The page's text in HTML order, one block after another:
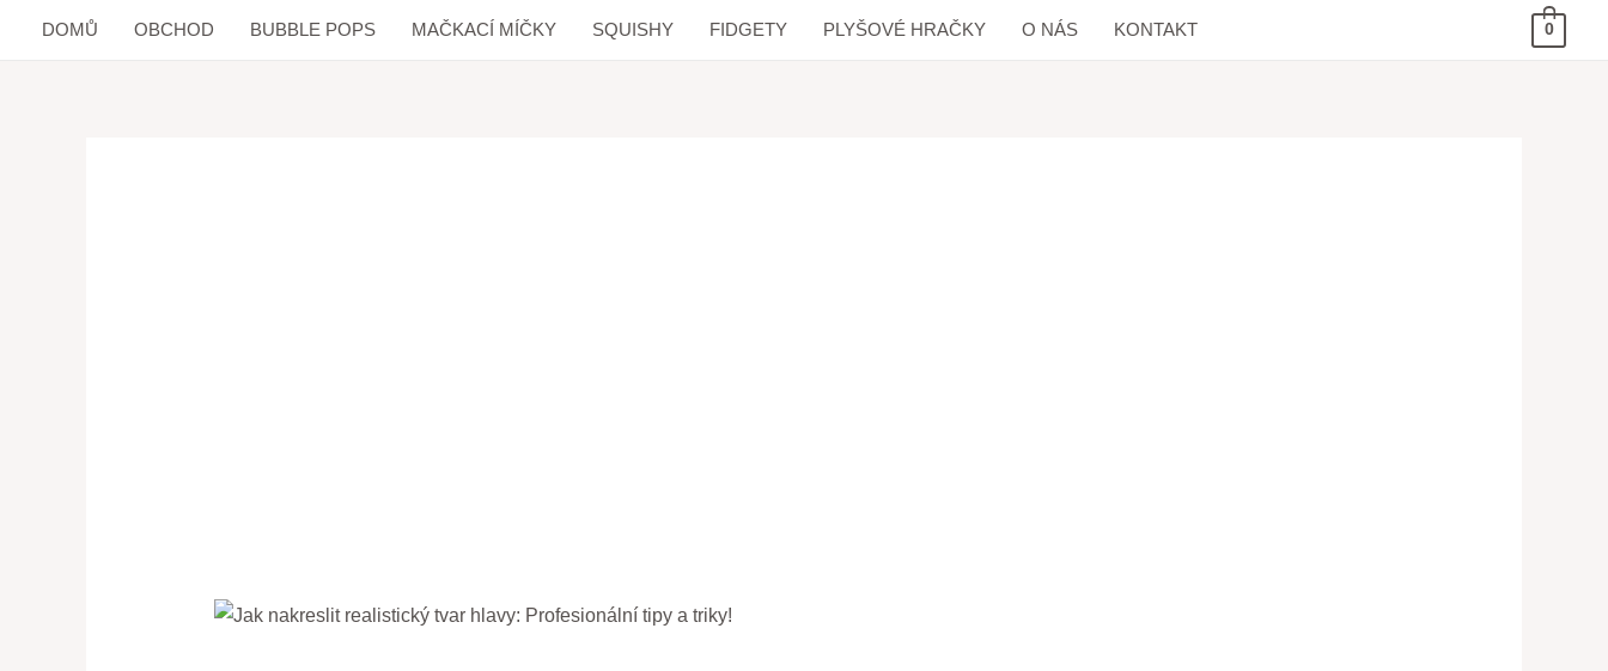
DOMŮ OBCHOD BUBBLE POPS MAČKACÍ MÍČKY SQUISHY FIDGETY PLYŠOVÉ HRAČKY O NÁS KONTAKT 0